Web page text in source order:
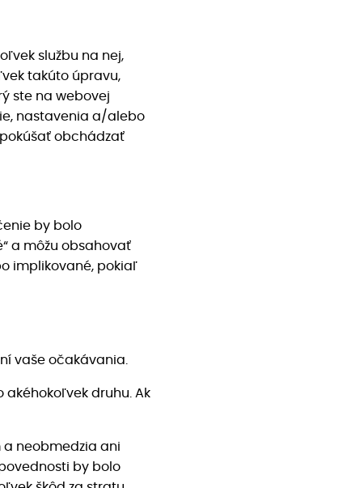
službu na nej,
takúto úpravu,
ste na webovej
nastavenia a/alebo
obchádzať
by bolo
a môžu obsahovať
implikované, pokiaľ
vaše očakávania.
druhu. Ak
neobmedzia ani
by bolo